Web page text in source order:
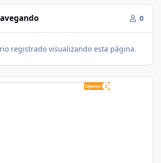
0
registrado visualizando esta página.